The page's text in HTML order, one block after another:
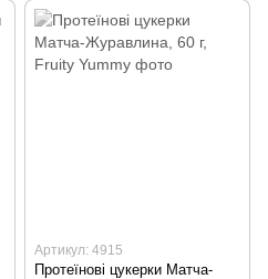
Артикул: 4915
Протеїнові цукерки Матча-